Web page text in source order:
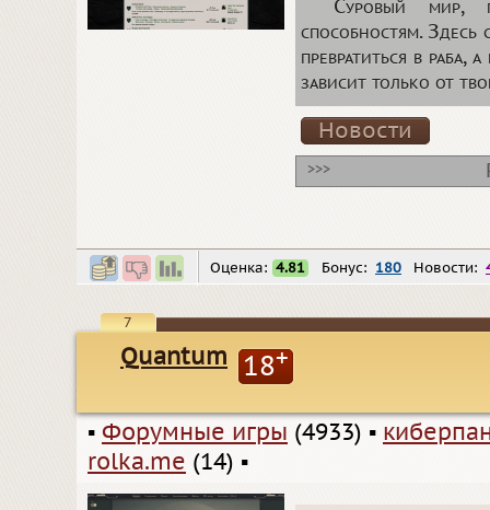
Суровый мир,
способностям. Здесь
превратиться в раба,
зависит только от
Новости
>>>
Оценка: 4.81 Бонус: 180 Новости:
7
Quantum 18+
▪ Форумные игры (4933) ▪
rolka.me (14) ▪